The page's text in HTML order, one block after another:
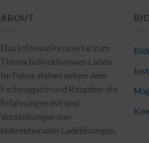
ABOUT
Das Informationsportal zum
Thema bidirektionales Laden.
Im Fokus stehen neben dem
Fachmagazin und Ratgeber die
Erfahrungen mit und
Vorstellungen von
bidirektionalen Ladelösungen.